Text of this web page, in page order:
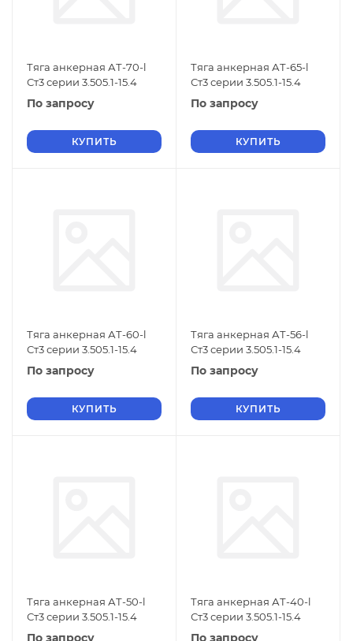
Тяга анкерная АТ-70-l
Ст3 серии 3.505.1-15.4
По запросу
КУПИТЬ
Тяга анкерная АТ-65-l
Ст3 серии 3.505.1-15.4
По запросу
КУПИТЬ
Тяга анкерная АТ-60-l
Ст3 серии 3.505.1-15.4
По запросу
КУПИТЬ
Тяга анкерная АТ-56-l
Ст3 серии 3.505.1-15.4
По запросу
КУПИТЬ
Тяга анкерная АТ-50-l
Ст3 серии 3.505.1-15.4
По запросу
Тяга анкерная АТ-40-l
Ст3 серии 3.505.1-15.4
По запросу